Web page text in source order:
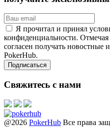
Я прочитал и принял
конфиденциальности.
согласен получать новостные
PokerHub.
Свяжитесь с нами
@2026 PokerHub Все права